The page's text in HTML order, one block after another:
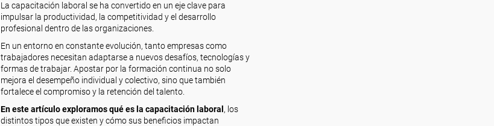
La capacitación laboral se ha convertido en un eje clave para
impulsar la productividad, la competitividad y el desarrollo
profesional dentro de las organizaciones.
En un entorno en constante evolución, tanto empresas como
trabajadores necesitan adaptarse a nuevos desafíos, tecnologías y
formas de trabajar. Apostar por la formación continua no solo
mejora el desempeño individual y colectivo, sino que también
fortalece el compromiso y la retención del talento.
En este artículo exploramos qué es la capacitación laboral , los
distintos tipos que existen y cómo sus beneficios impactan